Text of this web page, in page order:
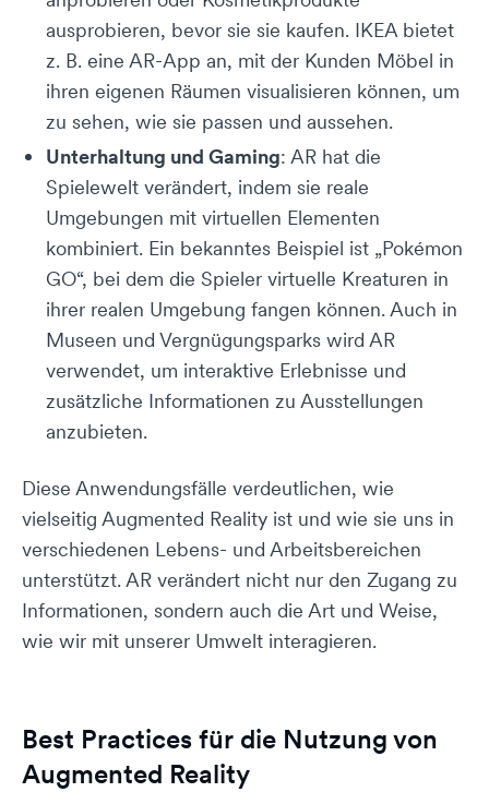
ausprobieren, bevor sie sie kaufen. IKEA bietet
z. B. eine AR-App an, mit der Kunden Möbel in
ihren eigenen Räumen visualisieren können, um
zu sehen, wie sie passen und aussehen.
Unterhaltung und Gaming: AR hat die
Spielewelt verändert, indem sie reale
Umgebungen mit virtuellen Elementen
kombiniert. Ein bekanntes Beispiel ist „Pokémon
GO“, bei dem die Spieler virtuelle Kreaturen in
ihrer realen Umgebung fangen können. Auch in
Museen und Vergnügungsparks wird AR
verwendet, um interaktive Erlebnisse und
zusätzliche Informationen zu Ausstellungen
anzubieten.
Diese Anwendungsfälle verdeutlichen, wie
vielseitig Augmented Reality ist und wie sie uns in
verschiedenen Lebens- und Arbeitsbereichen
unterstützt. AR verändert nicht nur den Zugang zu
Informationen, sondern auch die Art und Weise,
wie wir mit unserer Umwelt interagieren.
Best Practices für die Nutzung von
Augmented Reality